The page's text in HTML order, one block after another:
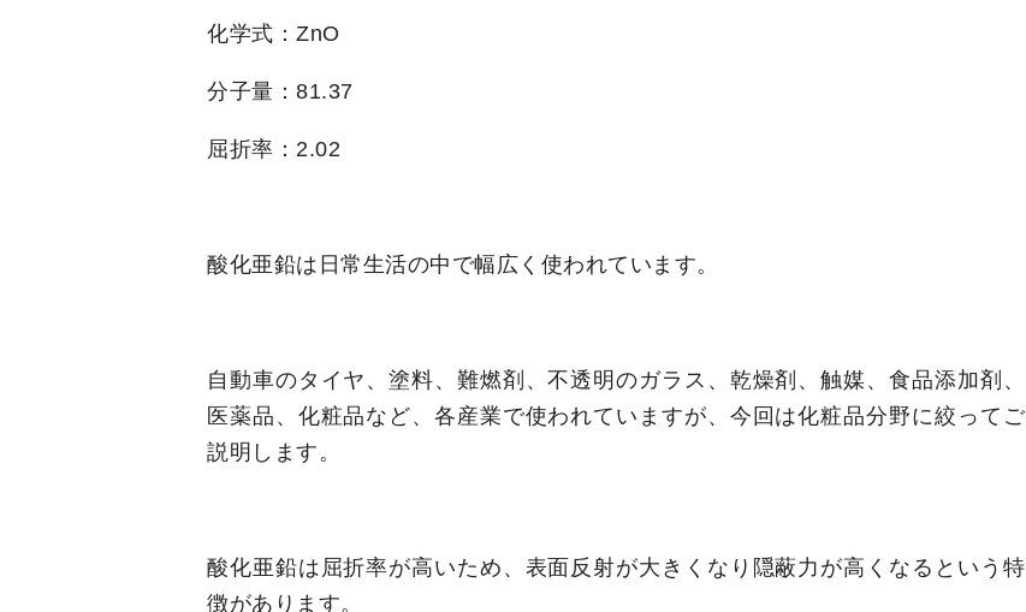
化学式：ZnO
分子量：81.37
屈折率：2.02
酸化亜鉛は日常生活の中で幅広く使われています。
自動車のタイヤ、塗料、難燃剤、不透明のガラス、乾燥剤、触媒、食品添加剤、
医薬品、化粧品など、各産業で使われていますが、今回は化粧品分野に絞ってご
説明します。
酸化亜鉛は屈折率が高いため、表面反射が大きくなり隠蔽力が高くなるという特
徴があります。